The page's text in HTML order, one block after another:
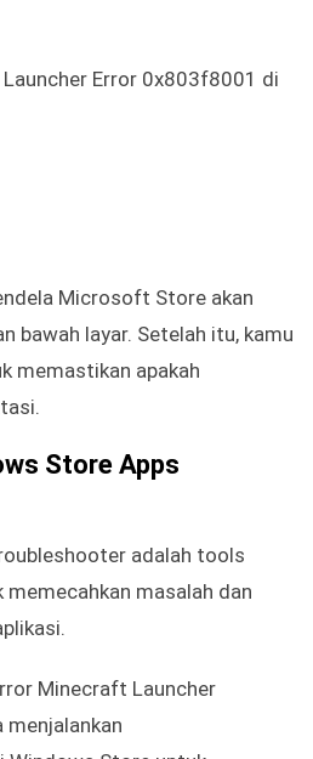
Microsoft Store akan
bawah layar. Setelah itu, kamu
memastikan apakah
Store Apps
adalah tools
masalah dan
Minecraft Launcher